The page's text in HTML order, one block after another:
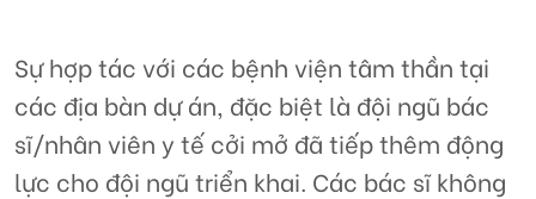
Sự hợp tác với các bệnh viện tâm thần tại
các địa bàn dự án, đặc biệt là đội ngũ bác
sĩ/nhân viên y tế cởi mở đã tiếp thêm động
lực cho đội ngũ triển khai. Các bác sĩ không